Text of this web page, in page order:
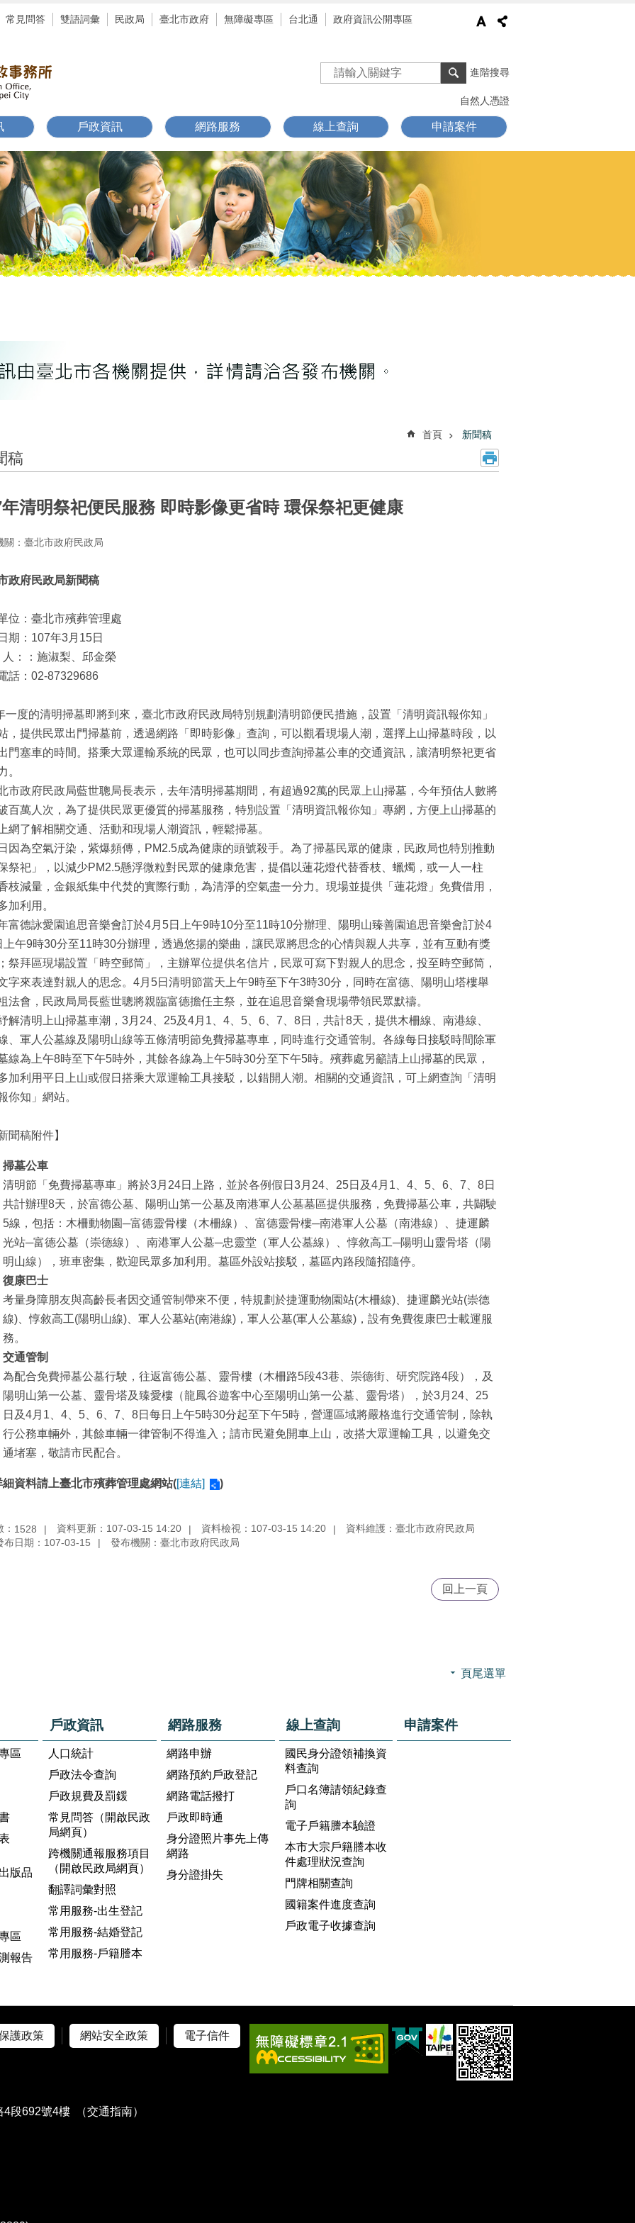
常見問答 雙語詞彙 民政局 臺北市政府 無障礙專區 台北通
政府資訊公開專區
進階搜尋
自然人憑證
戶政資訊 網路服務 線上查詢 申請案件
首頁 新聞稿
稿
清明祭祀便民服務 即時影像更省時 環保祭祀更健康
關：臺北市政府民政局
政府民政局新聞稿
位：臺北市殯葬管理處
期：107年3月15日
人：：施淑梨、邱金榮
話：02-87329686
一度的清明掃墓即將到來，臺北市政府民政局特別規劃清明節便民措施，設置「清明資訊報你知」
，提供民眾出門掃墓前，透過網路「即時影像」查詢，可以觀看現場人潮，選擇上山掃墓時段，以
門塞車的時間。搭乘大眾運輸系統的民眾，也可以同步查詢掃墓公車的交通資訊，讓清明祭祀更省
。
市政府民政局藍世聰局長表示，去年清明掃墓期間，有超過92萬的民眾上山掃墓，今年預估人數將
百萬人次，為了提供民眾更優質的掃墓服務，特別設置「清明資訊報你知」專網，方便上山掃墓的
網了解相關交通、活動和現場人潮資訊，輕鬆掃墓。
因為空氣汙染，紫爆頻傳，PM2.5成為健康的頭號殺手。為了掃墓民眾的健康，民政局也特別推動
保祭祀」，以減少PM2.5懸浮微粒對民眾的健康危害，提倡以蓮花燈代替香枝、蠟燭，或一人一柱
枝減量，金銀紙集中代焚的實際行動，為清淨的空氣盡一分力。現場並提供「蓮花燈」免費借用，
加利用。
富德詠愛園追思音樂會訂於4月5日上午9時10分至11時10分辦理、陽明山臻善園追思音樂會訂於4
上午9時30分至11時30分辦理，透過悠揚的樂曲，讓民眾將思念的心情與親人共享，並有互動有獎
祭拜區現場設置「時空郵筒」，主辦單位提供名信片，民眾可寫下對親人的思念，投至時空郵筒，
字來表達對親人的思念。4月5日清明節當天上午9時至下午3時30分，同時在富德、陽明山塔樓舉
法會，民政局局長藍世聰將親臨富德擔任主祭，並在追思音樂會現場帶領民眾默禱。
解清明上山掃墓車潮，3月24、25及4月1、4、5、6、7、8日，共計8天，提供木柵線、南港線、
、軍人公墓線及陽明山線等五條清明節免費掃墓專車，同時進行交通管制。各線每日接駁時間除軍
線為上午8時至下午5時外，其餘各線為上午5時30分至下午5時。殯葬處另籲請上山掃墓的民眾，
加利用平日上山或假日搭乘大眾運輸工具接駁，以錯開人潮。相關的交通資訊，可上網查詢「清明
你知」網站。
聞稿附件】
掃墓公車
清明節「免費掃墓專車」將於3月24日上路，並於各例假日3月24、25日及4月1、4、5、6、7、8日
共計辦理8天，於富德公墓、陽明山第一公墓及南港軍人公墓墓區提供服務，免費掃墓公車，共闢駛
5線，包括：木柵動物園─富德靈骨樓（木柵線）、富德靈骨樓─南港軍人公墓（南港線）、捷運麟
光站─富德公墓（崇德線）、南港軍人公墓─忠靈堂（軍人公墓線）、惇敘高工─陽明山靈骨塔（陽
明山線），班車密集，歡迎民眾多加利用。墓區外設站接駁，墓區內路段隨招隨停。
復康巴士
考量身障朋友與高齡長者因交通管制帶來不便，特規劃於捷運動物園站(木柵線)、捷運麟光站(崇德
線)、惇敘高工(陽明山線)、軍人公墓站(南港線)，軍人公墓(軍人公墓線)，設有免費復康巴士載運服
務。
交通管制
為配合免費掃墓公墓行駛，往返富德公墓、靈骨樓（木柵路5段43巷、崇德街、研究院路4段），及
陽明山第一公墓、靈骨塔及臻愛樓（龍鳳谷遊客中心至陽明山第一公墓、靈骨塔），於3月24、25
日及4月1、4、5、6、7、8日每日上午5時30分起至下午5時，營運區域將嚴格進行交通管制，除執
行公務車輛外，其餘車輛一律管制不得進入；請市民避免開車上山，改搭大眾運輸工具，以避免交
通堵塞，敬請市民配合。
資料請上臺北市殯葬管理處網站( [連結] )
1528 資料更新：107-03-15 14:20 資料檢視：107-03-15 14:20
資料維護：臺北市政府民政局
布日期：107-03-15
發布機關：臺北市政府民政局
回上一頁
頁尾選單
區
版品
區
報告
戶政資訊
人口統計
戶政法令查詢
戶政規費及罰鍰
常見問答（開啟民政
局網頁）
跨機關通報服務項目
（開啟民政局網頁）
翻譯詞彙對照
常用服務-出生登記
常用服務-結婚登記
常用服務-戶籍謄本
網路服務
網路申辦
網路預約戶政登記
網路電話撥打
戶政即時通
身分證照片事先上傳
網路
身分證掛失
線上查詢
國民身分證領補換資
料查詢
戶口名簿請領紀錄查
詢
電子戶籍謄本驗證
本市大宗戶籍謄本收
件處理狀況查詢
門牌相關查詢
國籍案件進度查詢
戶政電子收據查詢
申請案件
護政策 網站安全政策 電子信件
段692號4樓
（交通指南）